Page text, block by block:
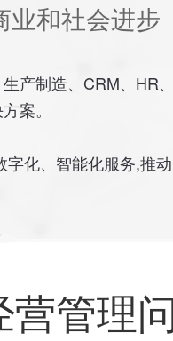
业和社会进步
产制造、CRM、HR
案。
化、智能化服务,推
管理